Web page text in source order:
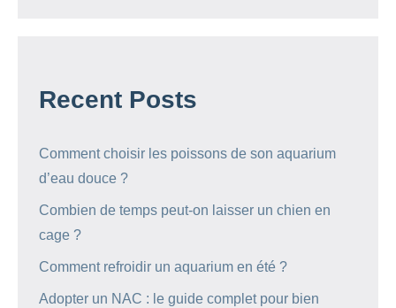
Recent Posts
Comment choisir les poissons de son aquarium
d’eau douce ?
Combien de temps peut-on laisser un chien en
cage ?
Comment refroidir un aquarium en été ?
Adopter un NAC : le guide complet pour bien